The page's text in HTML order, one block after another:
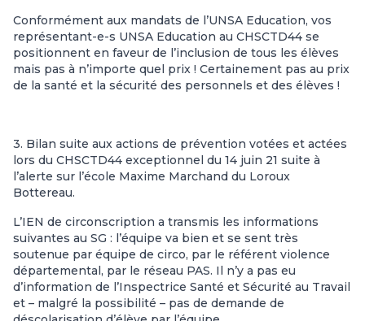
Conformément aux mandats de l’UNSA Education, vos
représentant-e-s UNSA Education au CHSCTD44 se
positionnent en faveur de l’inclusion de tous les élèves
mais pas à n’importe quel prix ! Certainement pas au prix
de la santé et la sécurité des personnels et des élèves !
3. Bilan suite aux actions de prévention votées et actées
lors du CHSCTD44 exceptionnel du 14 juin 21 suite à
l’alerte sur l’école Maxime Marchand du Loroux
Bottereau.
L’IEN de circonscription a transmis les informations
suivantes au SG : l’équipe va bien et se sent très
soutenue par équipe de circo, par le référent violence
départemental, par le réseau PAS. Il n’y a pas eu
d’information de l’Inspectrice Santé et Sécurité au Travail
et – malgré la possibilité – pas de demande de